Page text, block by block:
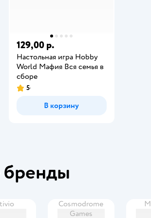
129,00 р.
Настольная игра Hobby
World Мафия Вся семья в
сборе
5
В корзину
Cosmodrome
Games